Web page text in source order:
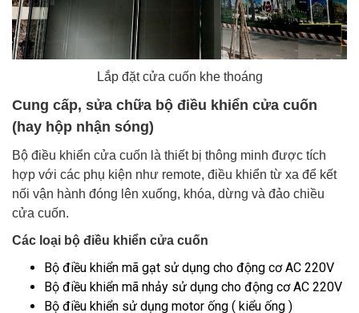
Lắp đặt cửa cuốn khe thoáng
Cung cấp, sửa chữa bộ điều khiển cửa cuốn
(hay hộp nhận sóng)
Bộ điều khiển cửa cuốn là thiết bị thông minh được tích
hợp với các phụ kiện như remote, điều khiển từ xa để kết
nối vận hành đóng lên xuống, khóa, dừng và đảo chiều
cửa cuốn.
Các loại bộ điều khiển cửa cuốn
Bộ điều khiển mã gạt sử dụng cho động cơ AC 220V
Bộ điều khiển mã nhảy sử dụng cho động cơ AC 220V
Bộ điều khiển sử dụng motor ống ( kiểu ống )